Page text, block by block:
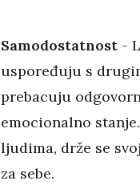
Samodostatnost-
uspoređuju s
prebacuju
emocionalno
ljudima, drže se
za sebe.